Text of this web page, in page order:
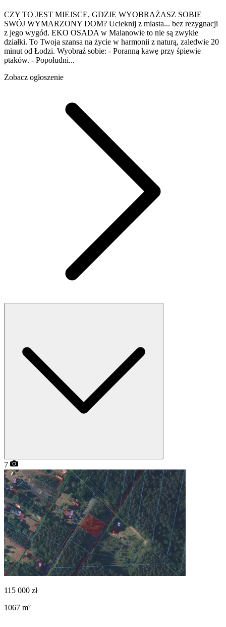
CZY TO JEST MIEJSCE, GDZIE WYOBRAŻASZ SOBIE
SWÓJ WYMARZONY DOM? Ucieknij z miasta... bez rezygnacji
z jego wygód. EKO OSADA w Malanowie to nie są zwykłe
działki. To Twoja szansa na życie w harmonii z naturą, zaledwie 20
minut od Łodzi. Wyobraź sobie: - Poranną kawę przy śpiewie
ptaków. - Popołudni...
Zobacz ogłoszenie
7
115 000 zł
1067 m²